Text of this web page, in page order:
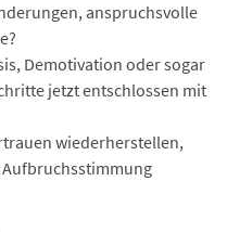
anspruchsvolle
Demotivation oder sogar
jetzt entschlossen mit
wiederherstellen,